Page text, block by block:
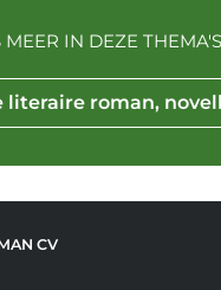
literaire roman,
MEER IN DEZE THEMA'S
CV